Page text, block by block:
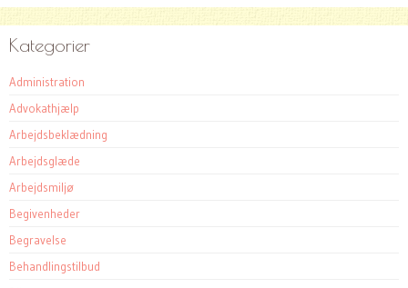
Kategorier
Administration
Advokathjælp
Arbejdsbeklædning
Arbejdsglæde
Arbejdsmiljø
Begivenheder
Begravelse
Behandlingstilbud